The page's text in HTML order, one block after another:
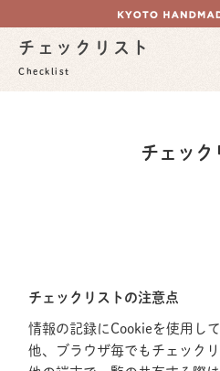
チェックリスト
Checklist
チェック
チェックリストの注意点
情報の記録にCookieを使用し
他、ブラウザ毎でもチェック